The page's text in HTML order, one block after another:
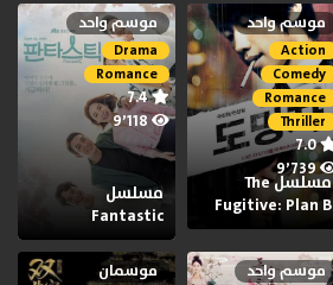
موسم واحد
Action
Comedy
Romance
Thriller
7.0
9٬739
مسلسل The
Fugitive: Plan B
موسم واحد
Drama
Romance
7.4
9٬118
مسلسل
Fantastic
موسم واحد موسمان